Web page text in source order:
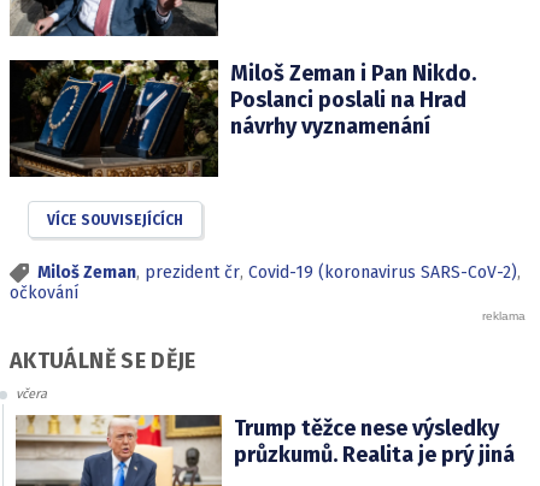
Miloš Zeman i Pan Nikdo.
Poslanci poslali na Hrad
návrhy vyznamenání
VÍCE SOUVISEJÍCÍCH
Miloš Zeman, prezident čr, Covid-19 (koronavirus SARS-CoV-2),
očkování
AKTUÁLNĚ SE DĚJE
včera
Trump těžce nese výsledky
průzkumů. Realita je prý jiná